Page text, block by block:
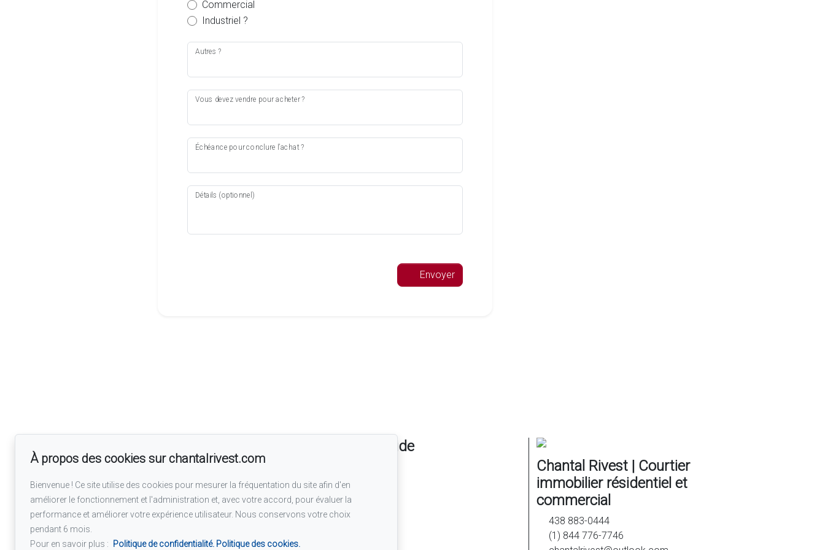
Commercial
Industriel ?
Autres ?
Vous devez vendre pour acheter ?
Échéance pour conclure l’achat ?
Détails (optionnel)
Envoyer
Navigation rapide
Mes Inscriptions
À Propos
Vendre
Chantal Rivest | Courtier
immobilier résidentiel et
commercial
438 883-0444
(1) 844 776-7746
À propos des cookies sur chantalrivest.com
Bienvenue ! Ce site utilise des cookies pour mesurer la fréquentation du site afin d'en
améliorer le fonctionnement et l'administration et, avec votre accord, pour évaluer la
performance et améliorer votre expérience utilisateur. Nous conservons votre choix
pendant 6 mois.
Pour en savoir plus :
Politique de confidentialité. Politique des cookies.